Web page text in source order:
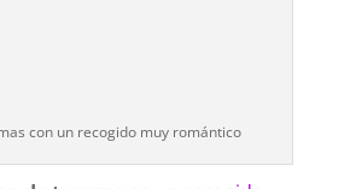
con un recogido muy romántico